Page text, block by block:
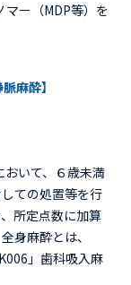
マー（MDP等）を
麻酔】
いて、６歳未満
ての処置等を行
所定点数に加算
身麻酔とは、
」歯科吸入麻